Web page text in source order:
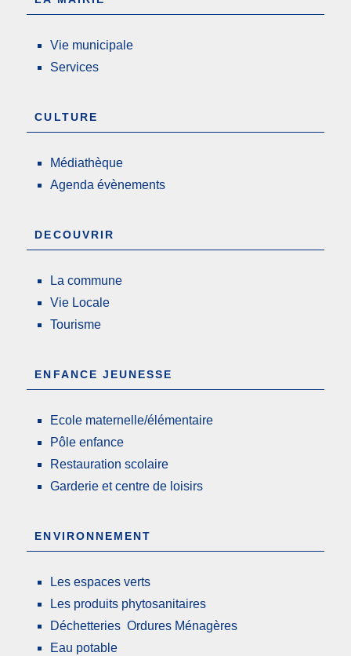
Vie municipale
Services
CULTURE
Médiathèque
Agenda évènements
DECOUVRIR
La commune
Vie Locale
Tourisme
ENFANCE JEUNESSE
Ecole maternelle/élémentaire
Pôle enfance
Restauration scolaire
Garderie et centre de loisirs
ENVIRONNEMENT
Les espaces verts
Les produits phytosanitaires
Déchetteries Ordures Ménagères
Eau potable